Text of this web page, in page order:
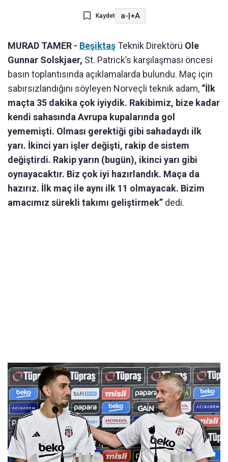
Kaydet a-|+A
MURAD TAMER - BeşiktaşTeknik Direktörü Ole
Gunnar Solskjaer, St. Patrick’s karşılaşması öncesi
basın toplantısında açıklamalarda bulundu. Maç için
sabırsızlandığını söyleyen Norveçli teknik adam, “İlk
maçta 35 dakika çok iyiydik. Rakibimiz, bize kadar
kendi sahasında Avrupa kupalarında gol
yememişti. Olması gerektiği gibi sahadaydı ilk
yarı. İkinci yarı işler değişti, rakip de sistem
değiştirdi. Rakip yarın (bugün), ikinci yarı gibi
oynayacaktır. Biz çok iyi hazırlandık. Maça da
hazırız. İlk maç ile aynı ilk 11 olmayacak. Bizim
amacımız sürekli takımı geliştirmek” dedi.